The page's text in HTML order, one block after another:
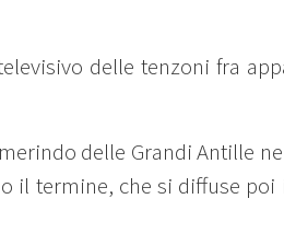
delle tenzoni fra
delle Grandi Antille
il termine, che si diffuse